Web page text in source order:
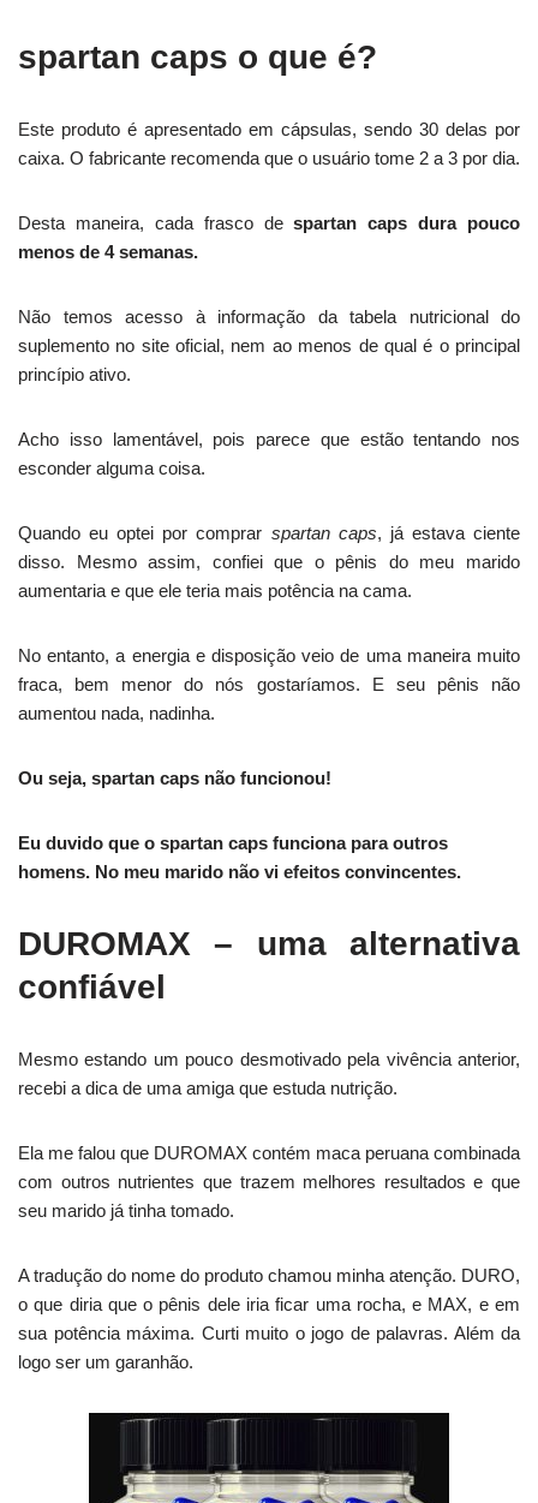
spartan caps o que é?
Este produto é apresentado em cápsulas, sendo 30 delas por
caixa. O fabricante recomenda que o usuário tome 2 a 3 por dia.
Desta maneira, cada frasco despartan caps dura pouco
menos de 4 semanas.
Não temos acesso à informação da tabela nutricional do
suplemento no site oficial, nem ao menos de qual é o principal
princípio ativo.
Acho isso lamentável, pois parece que estão tentando nos
esconder alguma coisa.
Quando eu optei por comprar spartan caps, já estava ciente
disso. Mesmo assim, confiei que o pênis do meu marido
aumentaria e que ele teria mais potência na cama.
No entanto, a energia e disposição veio de uma maneira muito
fraca, bem menor do nós gostaríamos. E seu pênis não
aumentou nada, nadinha.
Ou seja, spartan caps não funcionou!
Eu duvido que o spartan caps funciona para outros
homens. No meu marido não vi efeitos convincentes.
DUROMAX – uma alternativa
confiável
Mesmo estando um pouco desmotivado pela vivência anterior,
recebi a dica de uma amiga que estuda nutrição.
Ela me falou que DUROMAX contém maca peruana combinada
com outros nutrientes que trazem melhores resultados e que
seu marido já tinha tomado.
A tradução do nome do produto chamou minha atenção. DURO,
o que diria que o pênis dele iria ficar uma rocha, e MAX, e em
sua potência máxima. Curti muito o jogo de palavras. Além da
logo ser um garanhão.